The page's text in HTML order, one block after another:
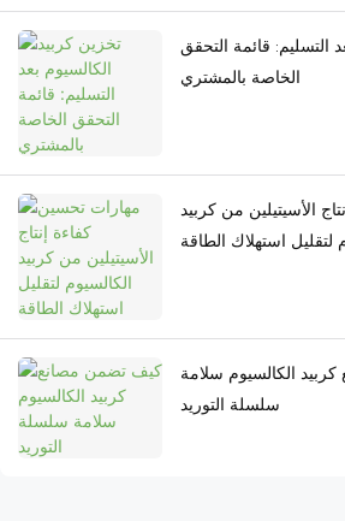
التسليم: قائمة التحقق
الخاصة بالمشتري
الأسيتيلين من كربيد
لتقليل استهلاك الطاقة
الكالسيوم سلامة
سلسلة التوريد